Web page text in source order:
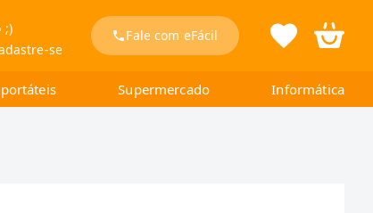
;)
se
Fale com eFácil
Supermercado Informática